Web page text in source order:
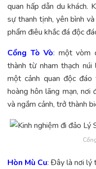
quan hấp dẫn du khách.
sự thanh tịnh, yên bình
phẩm điêu khắc đá độc
Cổng Tò Vò: một vòm
thành từ nham thạch
một cảnh quan độc
hoàng hôn lãng mạn, nơi
và ngắm cảnh, trở thành
Hòn Mù Cu: Đây là nơi lý